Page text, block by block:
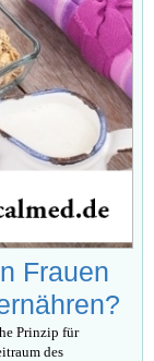
Frauen
Prinzip für
des